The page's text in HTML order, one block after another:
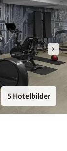
5 Hotelbilder